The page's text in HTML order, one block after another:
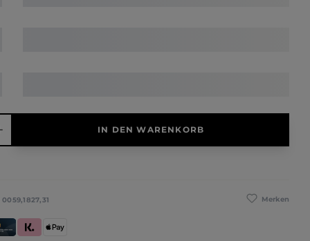
IN DEN WARENKORB
Merken
0059,1827,31
und Debitkarte
Klarna (Rechnung / Ratenkauf / Sofort)
Apple Pay